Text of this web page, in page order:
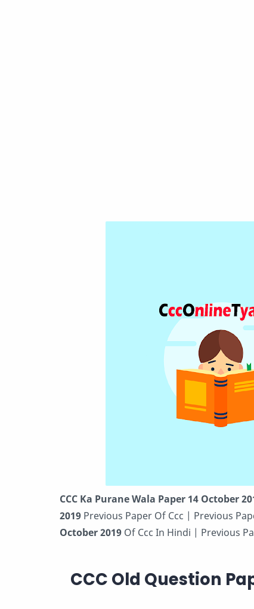
CCC Ka Purane Wala Paper 14 October
2019 Previous Paper Of Ccc | Previous
October 2019 Of Ccc In Hindi | Previous
CCC Old Question